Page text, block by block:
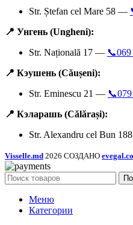
Str. Ștefan cel Mare 58 —
📍 Унгень (Ungheni):
Str. Națională 17 —
📍 Кэушень (Căușeni):
Str. Eminescu 21 —
📍 Кэларашь (Călărași):
Str. Alexandru cel Bun
Visselle.md 2026 СОЗДАНО
Меню
Категории